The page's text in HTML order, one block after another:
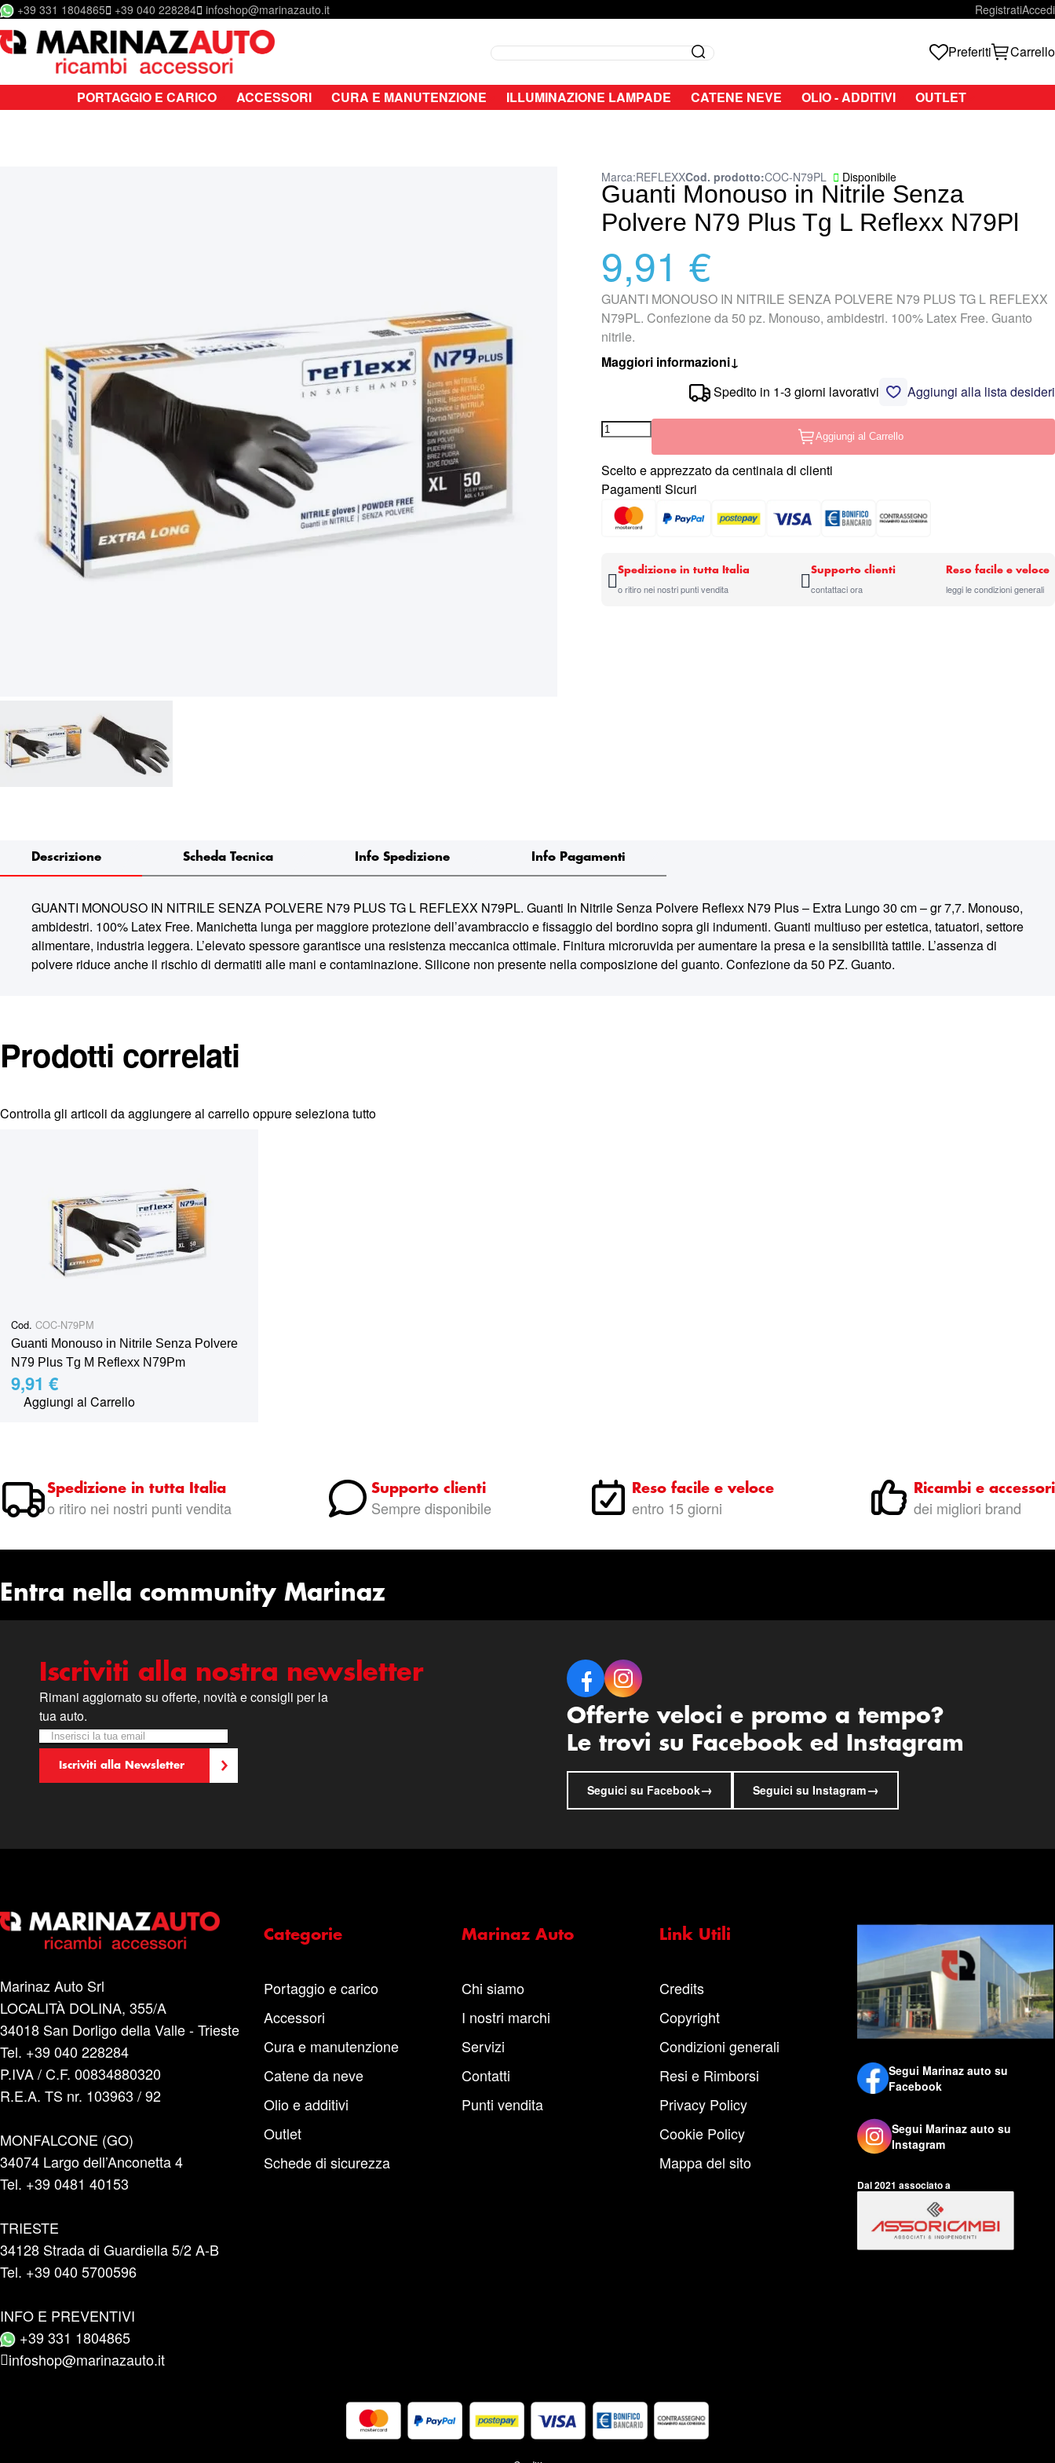
Salta al contenuto
+39 331 1804865 +39 040 228284 infoshop@marinazauto.it RegistratiAccedi
Search Search Preferiti Carrello
PORTAGGIO E CARICO ACCESSORI CURA E MANUTENZIONE ILLUMINAZIONE LAMPADE CATENE NEVE OLIO - ADDITIVI OUTLET
Guanti Monouso in Nitrile Senza
Polvere N79 Plus Tg L Reflexx N79Pl
Disponibile
Marca:REFLEXXCod. prodotto COC-N79PL
9,91 €
GUANTI MONOUSO IN NITRILE SENZA POLVERE N79 PLUS TG L REFLEXX
N79PL. Confezione da 50 pz. Monouso, ambidestri. 100% Latex Free. Guanto
nitrile.
Maggiori informazioni↓
Aggiungi alla lista desideri
Spedito in 1-3 giorni lavorativi
Aggiungi al Carrello
Scelto e apprezzato da centinaia di clienti
Pagamenti Sicuri
Spedizione in tutta Italia
o ritiro nei nostri punti vendita
Supporto clienti
contattaci ora
Reso facile e veloce
leggi le condizioni generali
Descrizione
GUANTI MONOUSO IN NITRILE SENZA POLVERE N79 PLUS TG L REFLEXX N79PL. Guanti In Nitrile Senza Polvere Reflexx N79 Plus – Extra Lungo 30 cm – gr 7,7. Monouso,
ambidestri. 100% Latex Free. Manichetta lunga per maggiore protezione dell’avambraccio e fissaggio del bordino sopra gli indumenti. Guanti multiuso per estetica, tatuatori, settore
alimentare, industria leggera. L’elevato spessore garantisce una resistenza meccanica ottimale. Finitura microruvida per aumentare la presa e la sensibilità tattile. L’assenza di
polvere riduce anche il rischio di dermatiti alle mani e contaminazione. Silicone non presente nella composizione del guanto. Confezione da 50 PZ. Guanto.
Scheda Tecnica Info Spedizione Info Pagamenti
Prodotti correlati
Controlla gli articoli da aggiungere al carrello oppureseleziona tutto
Cod. COC-N79PM
Guanti Monouso in Nitrile Senza Polvere
N79 Plus Tg M Reflexx N79Pm
9,91 €
Aggiungi al Carrello
Spedizione in tutta Italia
o ritiro nei nostri punti vendita
Supporto clienti
Sempre disponibile
Reso facile e veloce
entro 15 giorni
Ricambi e accessori
dei migliori brand
Entra nella community Marinaz
Iscriviti alla nostra newsletter
Rimani aggiornato su offerte, novità e consigli per la
tua auto.
Newsletter
Iscriviti alla nostra Newsletter:
Iscriviti alla Newsletter
Offerte veloci e promo a tempo?
Le trovi su Facebook ed Instagram
Seguici su Facebook→ Seguici su Instagram→
Marinaz Auto Srl
LOCALITÀ DOLINA, 355/A
34018 San Dorligo della Valle - Trieste
Tel. +39 040 228284
P.IVA / C.F. 00834880320
R.E.A. TS nr. 103963 / 92
MONFALCONE (GO)
34074 Largo dell’Anconetta 4
Tel. +39 0481 40153
TRIESTE
34128 Strada di Guardiella 5/2 A-B
Tel. +39 040 5700596
INFO E PREVENTIVI
+39 331 1804865
infoshop@marinazauto.it
Categorie
Portaggio e carico
Accessori
Cura e manutenzione
Catene da neve
Olio e additivi
Outlet
Schede di sicurezza
Marinaz Auto
Chi siamo
I nostri marchi
Servizi
Contatti
Punti vendita
Link Utili
Credits
Copyright
Condizioni generali
Resi e Rimborsi
Privacy Policy
Cookie Policy
Mappa del sito
Segui Marinaz auto su
Facebook
Segui Marinaz auto su
Instagram
Dal 2021 associato a